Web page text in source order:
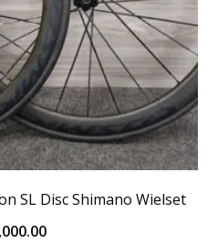
SL Disc Shimano Wielset